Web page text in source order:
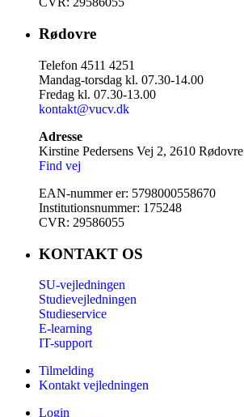
Rødovre
Telefon 4511 4251
Mandag-torsdag kl. 07.30-14.00
Fredag kl. 07.30-13.00
kontakt@vucv.dk
Adresse
Kirstine Pedersens Vej 2, 2610 Rødovre
Find vej
EAN-nummer er: 5798000558670
Institutionsnummer: 175248
CVR: 29586055
KONTAKT OS
SU-vejledningen
Studievejledningen
Studieservice
E-learning
IT-support
Tilmelding
Kontakt vejledningen
Login